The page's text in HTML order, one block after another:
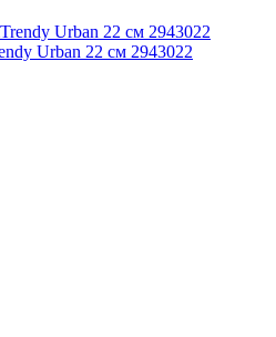
Urban 22 см 2943022